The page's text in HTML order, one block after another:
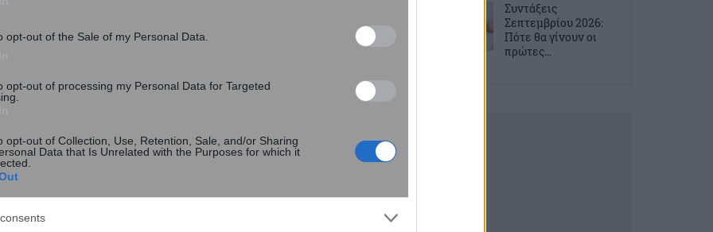
opt-out of the Sale of my Personal Data.
opt-out of processing my Personal Data for Targeted
opt-out of Collection, Use, Retention, Sale, and/or Sharing
Data that Is Unrelated with the Purposes for which it
συμμετοχής έχουν δικαίωμα να υποβάλουν
αποτελεσμάτων από το Σάββατο, 16.05.2026 και
ώρα 23:59
apozemioseis-kai-parokhes/koinonikos-
Συντάξεις
Σεπτεμβρίου 2026:
Πότε θα γίνουν οι
πρώτες...